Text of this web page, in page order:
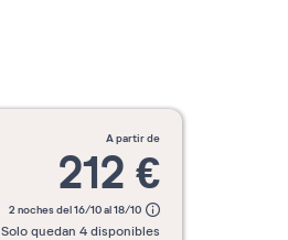
a partir de
212 €
2 noches del 16/10 al 18/10
Solo quedan 4 disponibles